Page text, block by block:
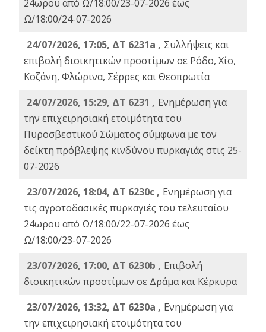
24ωρου από Ω/18:00/23-07-2026 έως
Ω/18:00/24-07-2026
24/07/2026, 17:05, ΔΤ 6231a , Συλλήψεις και
επιβολή διοικητικών προστίμων σε Ρόδο, Χίο,
Κοζάνη, Φλώρινα, Σέρρες και Θεσπρωτία
24/07/2026, 15:29, ΔΤ 6231 , Ενημέρωση για
την επιχειρησιακή ετοιμότητα του
Πυροσβεστικού Σώματος σύμφωνα με τον
δείκτη πρόβλεψης κινδύνου πυρκαγιάς στις 25-
07-2026
23/07/2026, 18:04, ΔΤ 6230c , Ενημέρωση για
τις αγροτοδασικές πυρκαγιές του τελευταίου
24ωρου από Ω/18:00/22-07-2026 έως
Ω/18:00/23-07-2026
23/07/2026, 17:00, ΔΤ 6230b , Επιβολή
διοικητικών προστίμων σε Δράμα και Κέρκυρα
23/07/2026, 13:32, ΔΤ 6230a , Ενημέρωση για
την επιχειρησιακή ετοιμότητα του